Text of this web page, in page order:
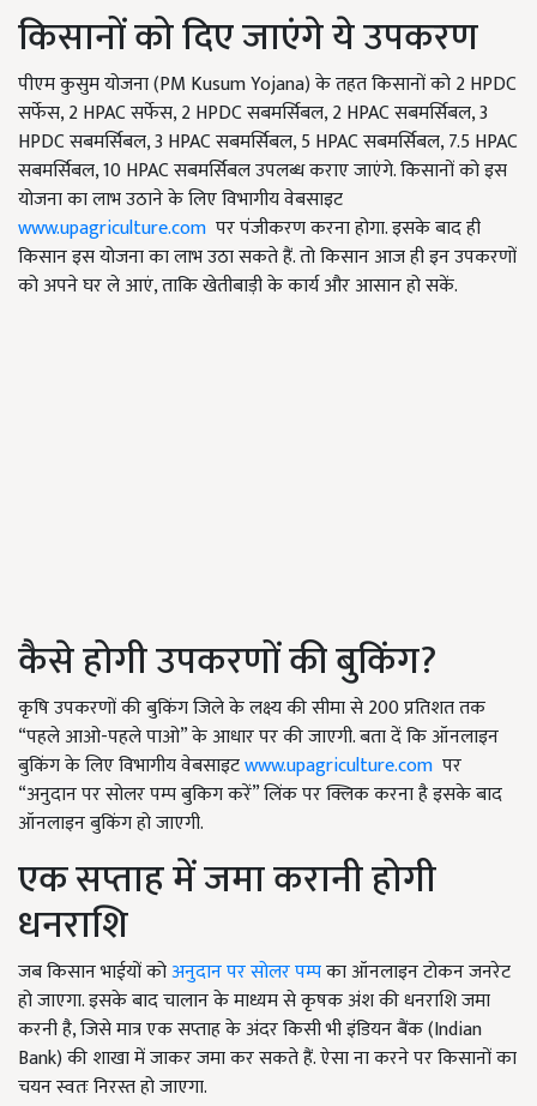
किसानों को दिए जाएंगे ये उपकरण
पीएम कुसुम योजना (PM Kusum Yojana) के तहत किसानों को 2 HPDC
सर्फेस, 2 HPAC सर्फेस, 2 HPDC सबमर्सिबल, 2 HPAC सबमर्सिबल, 3
HPDC सबमर्सिबल, 3 HPAC सबमर्सिबल, 5 HPAC सबमर्सिबल, 7.5 HPAC
सबमर्सिबल, 10 HPAC सबमर्सिबल उपलब्ध कराए जाएंगे. किसानों को इस
योजना का लाभ उठाने के लिए विभागीय वेबसाइट
www.upagriculture.com पर पंजीकरण करना होगा. इसके बाद ही
किसान इस योजना का लाभ उठा सकते हैं. तो किसान आज ही इन उपकरणों
को अपने घर ले आएं, ताकि खेतीबाड़ी के कार्य और आसान हो सकें.
कैसे होगी उपकरणों की बुकिंग?
कृषि उपकरणों की बुकिंग जिले के लक्ष्य की सीमा से 200 प्रतिशत तक
“पहले आओ-पहले पाओ” के आधार पर की जाएगी. बता दें कि ऑनलाइन
बुकिंग के लिए विभागीय वेबसाइटwww.upagriculture.com पर
“अनुदान पर सोलर पम्प बुकिग करें” लिंक पर क्लिक करना है इसके बाद
ऑनलाइन बुकिंग हो जाएगी.
एक सप्ताह में जमा करानी होगी
धनराशि
जब किसान भाईयों कोअनुदान पर सोलर पम्पका ऑनलाइन टोकन जनरेट
हो जाएगा. इसके बाद चालान के माध्यम से कृषक अंश की धनराशि जमा
करनी है, जिसे मात्र एक सप्ताह के अंदर किसी भी इंडियन बैंक (Indian
Bank) की शाखा में जाकर जमा कर सकते हैं. ऐसा ना करने पर किसानों का
चयन स्वतः निरस्त हो जाएगा.